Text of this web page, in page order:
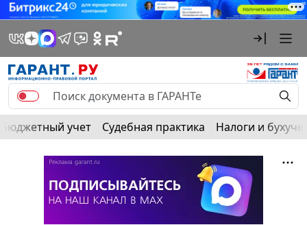
Бюджетный учет Судебная практика Налоги и